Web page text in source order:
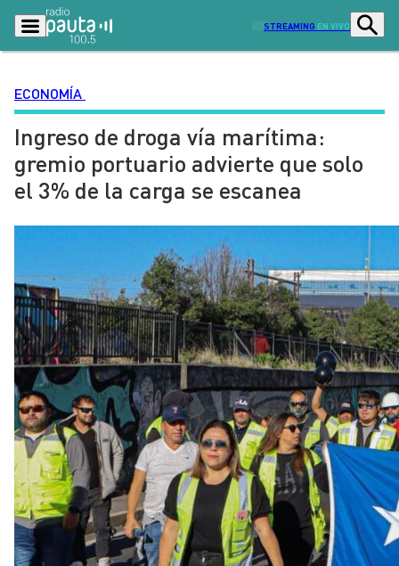
STREAMING EN VIVO
Podcasts Programas
Lo Último Actualidad
Ciudad
Deportes
Entretención y Cultura Opinión
Dato en Pauta Señal 2
Contenido Patrocinado
ECONOMÍA
Ingreso de droga vía marítima:
gremio portuario advierte que solo
el 3% de la carga se escanea